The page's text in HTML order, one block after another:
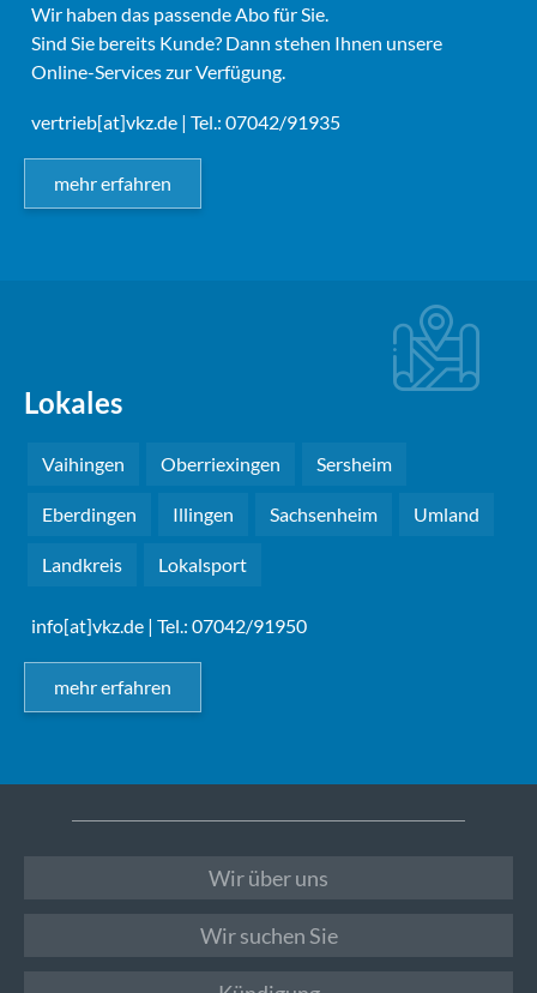
Wir haben das passende Abo für Sie.
Sind Sie bereits Kunde? Dann stehen Ihnen unsere
Online-Services zur Verfügung.
vertrieb[at]vkz.de | Tel.: 07042/91935
mehr erfahren
Lokales
Vaihingen Oberriexingen Sersheim
Eberdingen Illingen Sachsenheim Umland
Landkreis Lokalsport
info[at]vkz.de | Tel.: 07042/91950
mehr erfahren
Wir über uns
Wir suchen Sie